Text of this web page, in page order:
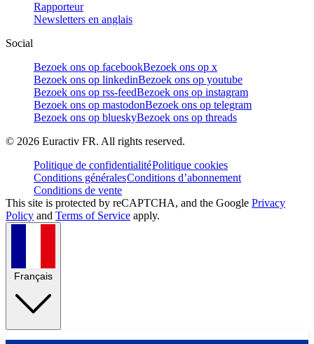
Rapporteur
Newsletters en anglais
Social
Bezoek ons op facebookBezoek ons op x
Bezoek ons op linkedinBezoek ons op youtube
Bezoek ons op rss-feedBezoek ons op instagram
Bezoek ons op mastodonBezoek ons op telegram
Bezoek ons op blueskyBezoek ons op threads
© 2026 Euractiv FR. All rights reserved.
Politique de confidentialitéPolitique cookies
Conditions généralesConditions d’abonnement
Conditions de vente
This site is protected by reCAPTCHA, and the Google Privacy
Policy and Terms of Service apply.
Français